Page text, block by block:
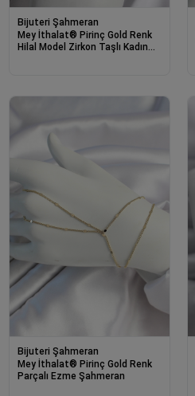
Bijuteri Şahmeran
Mey İthalat® Pirinç Gold Renk
Hilal Model Zirkon Taşlı Kadın
Bijuteri Şahmeran
Mey İthalat® Pirinç Gold Renk
Parçalı Ezme Şahmeran